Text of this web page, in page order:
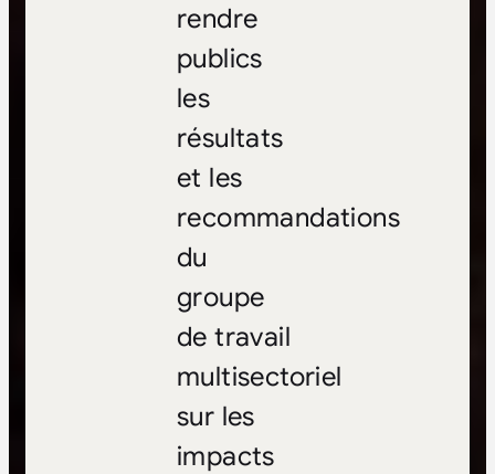
rendre
publics
les
résultats
et les
recommandations
du
groupe
de travail
multisectoriel
sur les
impacts